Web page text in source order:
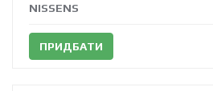
NISSENS
ПРИДБАТИ